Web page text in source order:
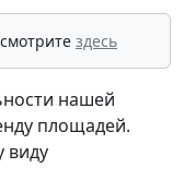
здесь
нашей
площадей.
виду